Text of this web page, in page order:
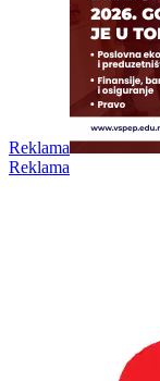
Reklama
Reklama